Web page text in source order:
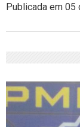
Publicada em